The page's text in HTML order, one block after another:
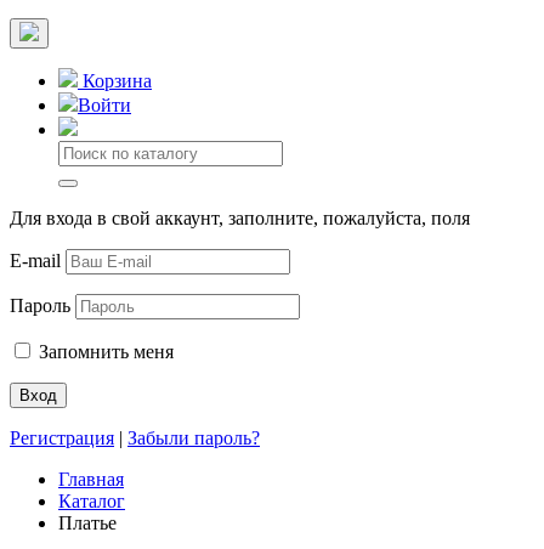
Корзина
Войти
Для входа в свой аккаунт, заполните, пожалуйста, поля
E-mail
Пароль
Запомнить меня
Регистрация | Забыли пароль?
Главная
Каталог
Платье